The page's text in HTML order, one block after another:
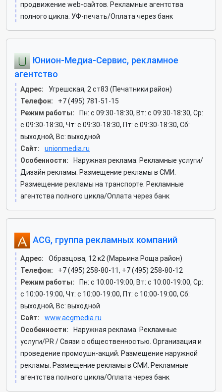
продвижение web-сайтов. Рекламные агентства
полного цикла. УФ-печать/Оплата через банк
Юнион-Медиа-Сервис, рекламное
агентство
Адрес:
Угрешская, 2 ст83 (Печатники район)
Телефон:
+7 (495) 781-51-15
Режим работы:
Пн: c 09:30-18:30, Вт: c 09:30-18:30, Ср:
c 09:30-18:30, Чт: c 09:30-18:30, Пт: c 09:30-18:30, Сб:
выходной, Вс: выходной
Сайт:
unionmedia.ru
Особенности:
Наружная реклама. Рекламные услуги/
Дизайн рекламы. Размещение рекламы в СМИ.
Размещение рекламы на транспорте. Рекламные
агентства полного цикла/Оплата через банк
ACG, группа рекламных компаний
Адрес:
Образцова, 12 к2 (Марьина Роща район)
Телефон:
+7 (495) 258-80-11, +7 (495) 258-80-12
Режим работы:
Пн: c 10:00-19:00, Вт: c 10:00-19:00, Ср:
c 10:00-19:00, Чт: c 10:00-19:00, Пт: c 10:00-19:00, Сб:
выходной, Вс: выходной
Сайт:
www.acgmedia.ru
Особенности:
Наружная реклама. Рекламные
услуги/PR / Связи с общественностью. Организация и
проведение промоушн-акций. Размещение наружной
рекламы. Размещение рекламы в СМИ. Рекламные
агентства полного цикла/Оплата через банк